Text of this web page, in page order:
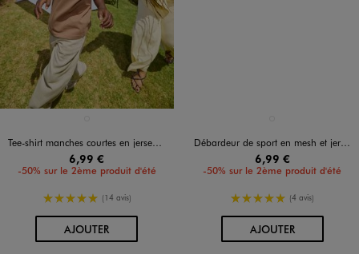
Tee-shirt manches courtes en jersey de coton imprimé garçon
6,99 €
-50% sur le 2ème produit d'été
5/5 de moyenne
(14 avis)
AJOUTERAU PANIER
Débardeur de sport en mesh et jersey garçon
6,99 €
-50% sur le 2ème produit d'été
5/5 de moyenne
(4 avis)
AJOUTERAU PANIER